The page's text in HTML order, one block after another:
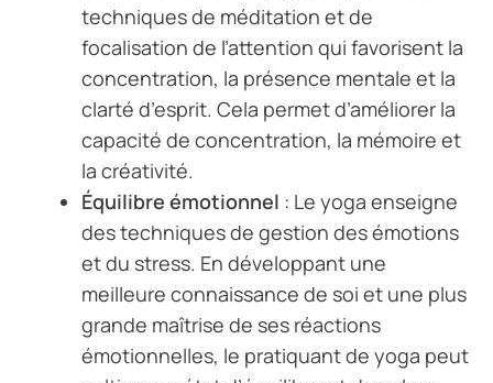
techniques de méditation et de
focalisation de l’attention qui favorisent la
concentration, la présence mentale et la
clarté d’esprit. Cela permet d’améliorer la
capacité de concentration, la mémoire et
la créativité.
Équilibre émotionnel : Le yoga enseigne
des techniques de gestion des émotions
et du stress. En développant une
meilleure connaissance de soi et une plus
grande maîtrise de ses réactions
émotionnelles, le pratiquant de yoga peut